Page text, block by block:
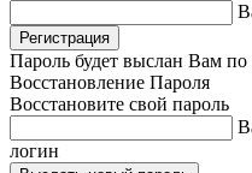
Пароль будет выслан Вам по
Восстановление Пароля
Восстановите свой пароль
логин